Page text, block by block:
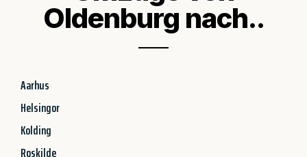
Oldenburg nach..
Aarhus
Helsingor
Kolding
Roskilde